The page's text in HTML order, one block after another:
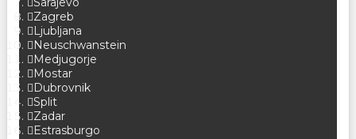
Zagreb
Ljubljana
Neuschwanstein
Medjugorje
Mostar
Dubrovnik
Split
Zadar
Estrasburgo